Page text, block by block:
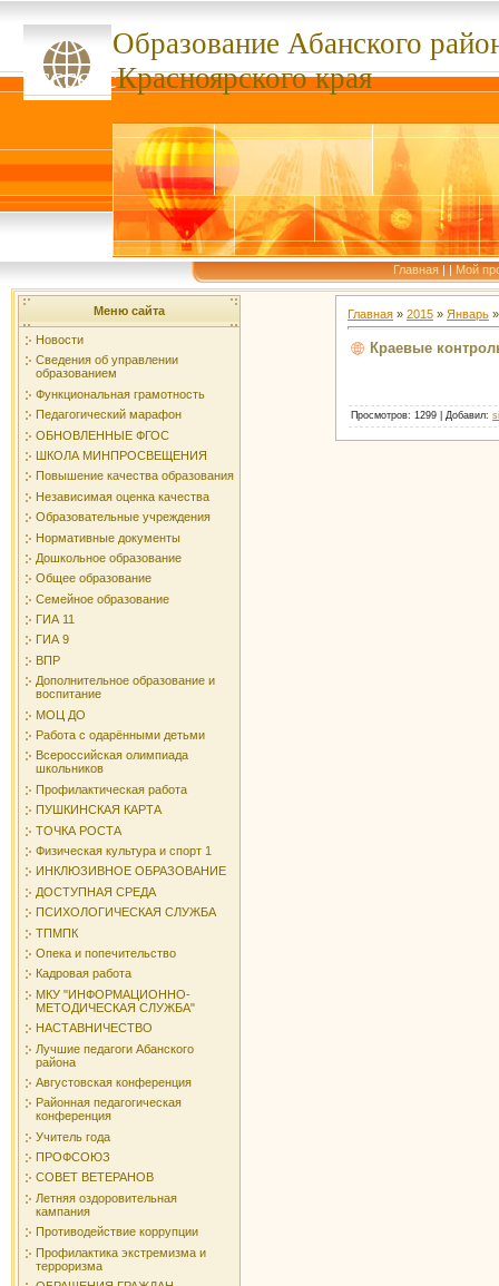
Образование Абанского
сссссссКрасноярского края
Главная | | Мой
Меню сайта
Новости
Сведения об управлении
образованием
Функциональная грамотность
Педагогический марафон
ОБНОВЛЕННЫЕ ФГОС
ШКОЛА МИНПРОСВЕЩЕНИЯ
Повышение качества образования
Независимая оценка качества
Образовательные учреждения
Нормативные документы
Дошкольное образование
Общее образование
Семейное образование
ГИА 11
ГИА 9
ВПР
Дополнительное образование и
воспитание
МОЦ ДО
Работа с одарёнными детьми
Всероссийская олимпиада
школьников
Профилактическая работа
ПУШКИНСКАЯ КАРТА
ТОЧКА РОСТА
Физическая культура и спорт 1
ИНКЛЮЗИВНОЕ ОБРАЗОВАНИЕ
ДОСТУПНАЯ СРЕДА
ПСИХОЛОГИЧЕСКАЯ СЛУЖБА
ТПМПК
Опека и попечительство
Кадровая работа
МКУ "ИНФОРМАЦИОННО-
МЕТОДИЧЕСКАЯ СЛУЖБА"
НАСТАВНИЧЕСТВО
Лучшие педагоги Абанского
района
Августовская конференция
Районная педагогическая
конференция
Учитель года
ПРОФСОЮЗ
СОВЕТ ВЕТЕРАНОВ
Летняя оздоровительная
кампания
Противодействие коррупции
Профилактика экстремизма и
терроризма
Главная » 2015 » Январь »
Краевые
Просмотров: 1299 | Добавил: